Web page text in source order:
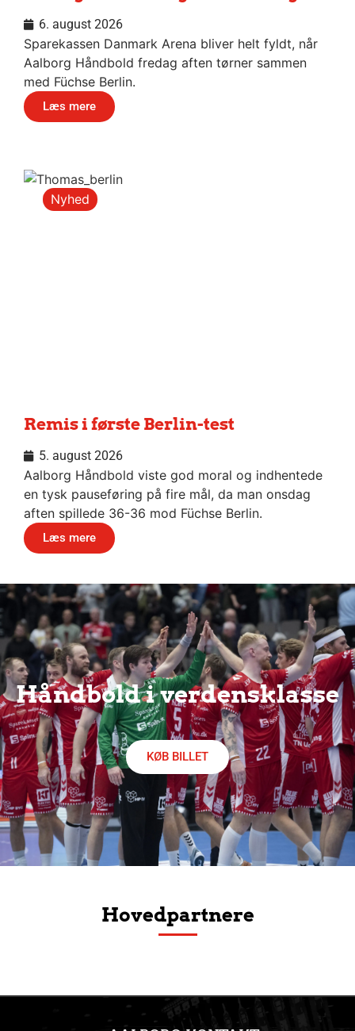
6. august 2026
Sparekassen Danmark Arena bliver helt fyldt, når
Aalborg Håndbold fredag aften tørner sammen
med Füchse Berlin.
Læs mere
Nyhed
Remis i første Berlin-test
5. august 2026
Aalborg Håndbold viste god moral og indhentede
en tysk pauseføring på fire mål, da man onsdag
aften spillede 36-36 mod Füchse Berlin.
Læs mere
Håndbold i verdensklasse
KØB BILLET
Hovedpartnere